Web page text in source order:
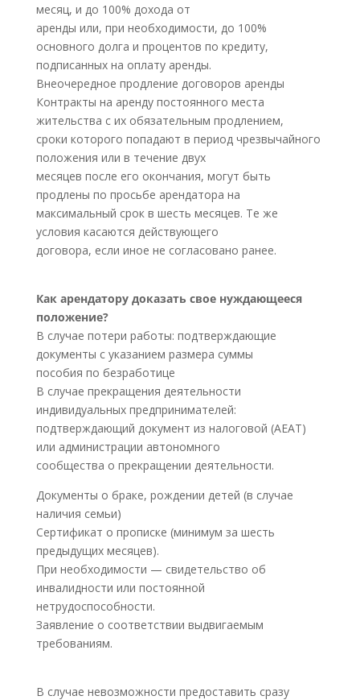
месяц, и до 100% дохода от
аренды или, при необходимости, до 100%
основного долга и процентов по кредиту,
подписанных на оплату аренды.
Внеочередное продление договоров аренды
Контракты на аренду постоянного места
жительства с их обязательным продлением,
сроки которого попадают в период чрезвычайного
положения или в течение двух
месяцев после его окончания, могут быть
продлены по просьбе арендатора на
максимальный срок в шесть месяцев. Те же
условия касаются действующего
договора, если иное не согласовано ранее.
Как арендатору доказать свое нуждающееся
положение?
В случае потери работы: подтверждающие
документы с указанием размера суммы
пособия по безработице
В случае прекращения деятельности
индивидуальных предпринимателей:
подтверждающий документ из налоговой (AEAT)
или администрации автономного
сообщества о прекращении деятельности.
Документы о браке, рождении детей (в случае
наличия семьи)
Сертификат о прописке (минимум за шесть
предыдущих месяцев).
При необходимости — свидетельство об
инвалидности или постоянной
нетрудоспособности.
Заявление о соответствии выдвигаемым
требованиям.
В случае невозможности предоставить сразу